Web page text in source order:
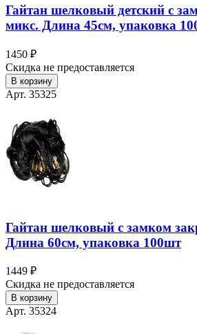
Гайтан шелковый детский с
микс. Длина 45см, упаковка
1450 ₽
Скидка не предоставляется
В корзину
Арт. 35325
Гайтан шелковый с замком
Длина 60см, упаковка 100шт
1449 ₽
Скидка не предоставляется
В корзину
Арт. 35324